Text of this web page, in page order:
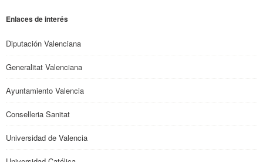
Enlaces de interés
Diputación Valenciana
Generalitat Valenciana
Ayuntamiento Valencia
Conselleria Sanitat
Universidad de Valencia